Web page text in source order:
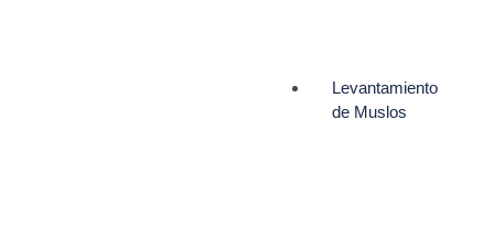
Levantamiento
de Muslos